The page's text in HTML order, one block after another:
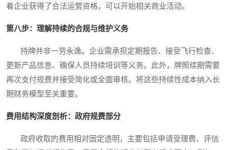
着企业获得了合法运营资格，可以开始相关商业活动。
第八步：理解持续的合规与维护义务
持牌并非一劳永逸。企业需承担定期报告、接受飞行检查、
更新产品信息、确保人员持续培训等义务。此外，牌照续期需要
再次支付规费并接受简化或全面审核。将这些持续性成本纳入长
期财务模型至关重要。
费用结构深度剖析：政府规费部分
政府收取的费用相对固定透明，主要包括申请受理费、评估